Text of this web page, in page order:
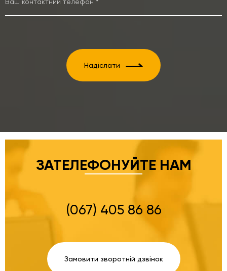
Надіслати
ЗАТЕЛЕФОНУЙТЕ НАМ
(067) 405 86 86
Замовити зворотній дзвінок